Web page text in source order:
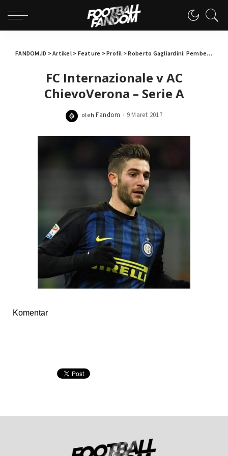
FANDOM.ID >Artikel> Feature >Profil >Roberto Gagliardini: Pembelian Sukses Internazionale Milano
FC Internazionale v AC
ChievoVerona – Serie A
Posted
oleh Fandom 9 Maret 2017
Komentar